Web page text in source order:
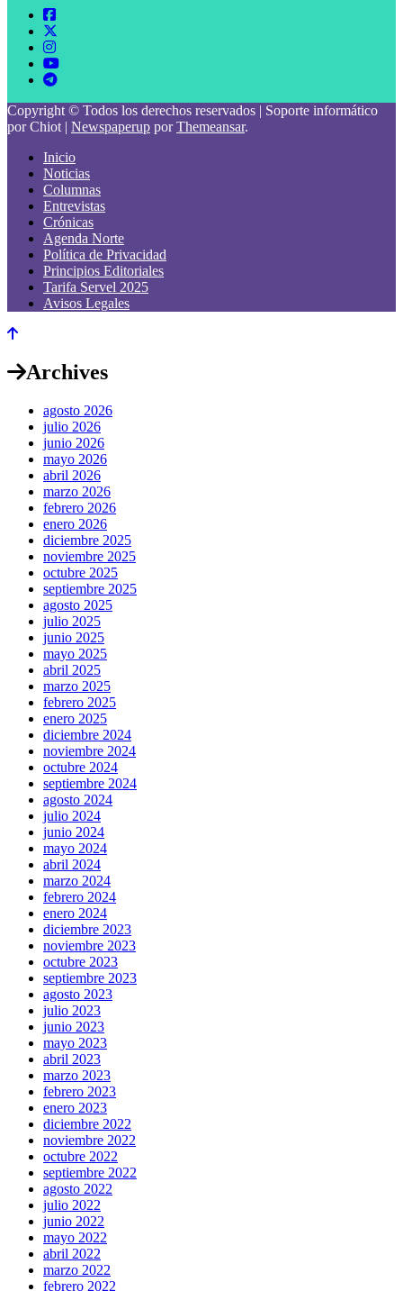
Copyright © Todos los derechos reservados | Soporte informático
por Chiot | Newspaperup porThemeansar.
Inicio
Noticias
Columnas
Entrevistas
Crónicas
Agenda Norte
Política de Privacidad
Principios Editoriales
Tarifa Servel 2025
Avisos Legales
Archives
agosto 2026
julio 2026
junio 2026
mayo 2026
abril 2026
marzo 2026
febrero 2026
enero 2026
diciembre 2025
noviembre 2025
octubre 2025
septiembre 2025
agosto 2025
julio 2025
junio 2025
mayo 2025
abril 2025
marzo 2025
febrero 2025
enero 2025
diciembre 2024
noviembre 2024
octubre 2024
septiembre 2024
agosto 2024
julio 2024
junio 2024
mayo 2024
abril 2024
marzo 2024
febrero 2024
enero 2024
diciembre 2023
noviembre 2023
octubre 2023
septiembre 2023
agosto 2023
julio 2023
junio 2023
mayo 2023
abril 2023
marzo 2023
febrero 2023
enero 2023
diciembre 2022
noviembre 2022
octubre 2022
septiembre 2022
agosto 2022
julio 2022
junio 2022
mayo 2022
abril 2022
marzo 2022
febrero 2022